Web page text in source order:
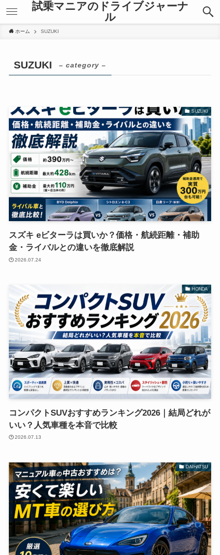
試乗マニアのドライブジャーナ
ル
ホーム SUZUKI
SUZUKI – category –
SUZUKI
スズキ eビターラは買いか？価格・航続距離・補助
金・ライバルとの違いを徹底解説
2026.07.24
HONDA
コンパクトSUVおすすめランキング2026｜結局どれが
いい？人気車種を本音で比較
2026.07.13
DAIHATSU